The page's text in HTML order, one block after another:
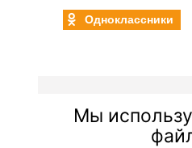
Одноклассники
© "Вестник
licensingrussia.ru,
Мы